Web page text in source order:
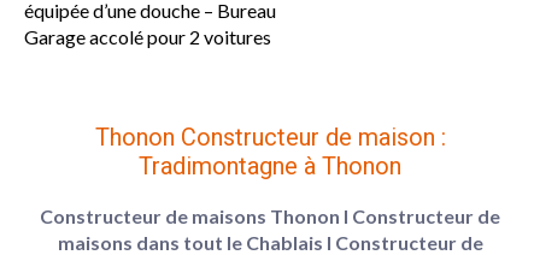
équipée d’une douche – Bureau
Garage accolé pour 2 voitures
Thonon Constructeur de maison :
Tradimontagne à Thonon
Constructeur de maisons Thonon l Constructeur de
maisons dans tout le Chablais l Constructeur de